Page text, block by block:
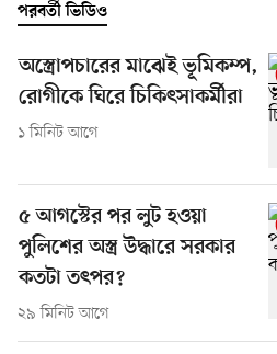
পরবর্তী ভিডিও
অস্ত্রোপচারের মাঝেই ভূমিকম্প,
রোগীকে ঘিরে চিকিৎসাকর্মীরা
১ মিনিট আগে
৫ আগস্টের পর লুট হওয়া
পুলিশের অস্ত্র উদ্ধারে সরকার
কতটা তৎপর?
২৯ মিনিট আগে